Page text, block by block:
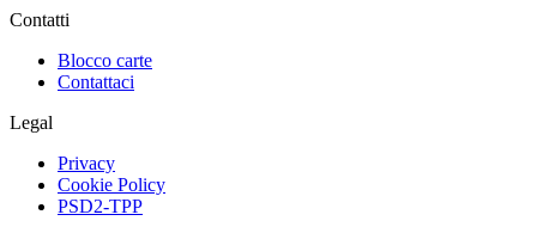
Contatti
Blocco carte
Contattaci
Legal
Privacy
Cookie Policy
PSD2-TPP